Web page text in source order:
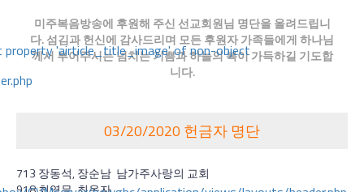
property 'airticle_title_image' of non-object
미주복음방송에 후원해 주신 선교회원님 명단을 올려드립니
다. 섬김과 헌신에 감사드리며 모든 후원자 가족들에게 하나님
께서 부어주시는 넘치는 기쁨과 하늘의 복이 가득하길 기도합
니다.
03/20/2020 헌금자 명단
713 장동석, 장순남 남가주사랑의 교회